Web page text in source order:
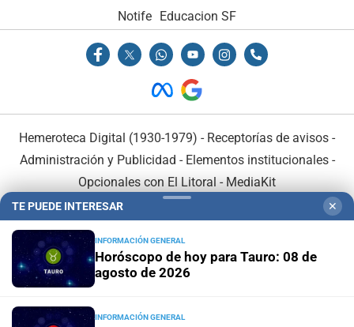
Notife Educacion SF
Hemeroteca Digital (1930-1979) - Receptorías de avisos -
Administración y Publicidad - Elementos institucionales-
Opcionales con El Litoral - MediaKit
TE PUEDE INTERESAR ✕
INFORMACIÓN GENERAL
Horóscopo de hoy para Tauro: 08 de
agosto de 2026
INFORMACIÓN GENERAL